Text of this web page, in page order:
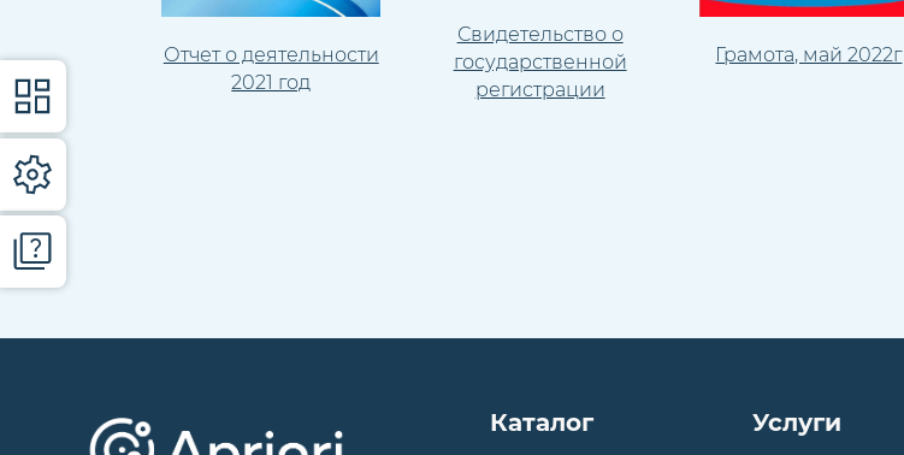
Отчет о деятельности
2021 год
Свидетельство о
государственной
регистрации
Грамота, май 2022г
Каталог Услуги